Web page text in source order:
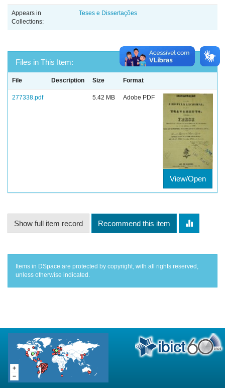
Appears in
Collections:
Teses e Dissertações
Files in This Item:
File Description Size Format
277338.pdf 5.42 MB Adobe PDF
View/Open
Show full item record Recommend this item
Items in DSpace are protected by copyright, with all rights reserved,
unless otherwise indicated.